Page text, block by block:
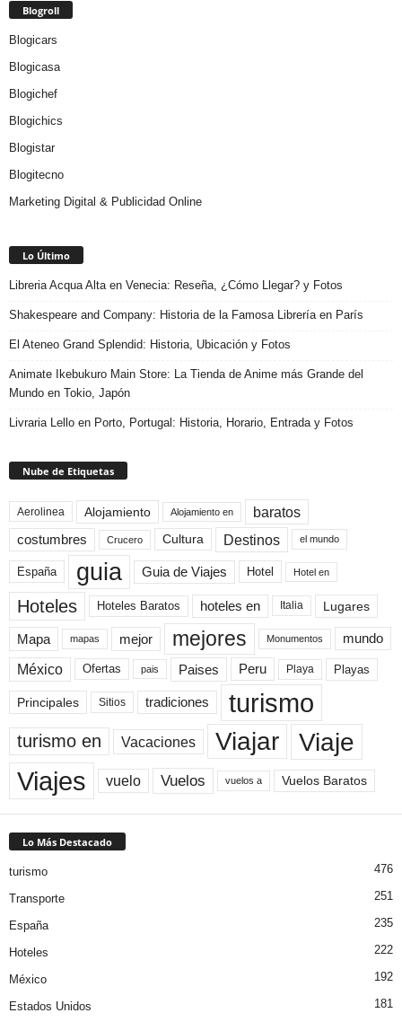
Blogroll
Blogicars
Blogicasa
Blogichef
Blogichics
Blogistar
Blogitecno
Marketing Digital & Publicidad Online
Lo Último
Libreria Acqua Alta en Venecia: Reseña, ¿Cómo Llegar? y Fotos
Shakespeare and Company: Historia de la Famosa Librería en París
El Ateneo Grand Splendid: Historia, Ubicación y Fotos
Animate Ikebukuro Main Store: La Tienda de Anime más Grande del
Mundo en Tokio, Japón
Livraria Lello en Porto, Portugal: Historia, Horario, Entrada y Fotos
Nube de Etiquetas
Aerolinea Alojamiento Alojamiento en baratos
costumbres Crucero Cultura Destinos el mundo
España guia Guia de Viajes Hotel Hotel en
Hoteles Hoteles Baratos hoteles en Italia Lugares
Mapa mapas mejor mejores Monumentos mundo
México Ofertas pais Paises Peru Playa Playas
Principales Sitios tradiciones turismo
turismo en Vacaciones Viajar Viaje
Viajes vuelo Vuelos vuelos a Vuelos Baratos
Lo Más Destacado
turismo 476
Transporte 251
España 235
Hoteles 222
México 192
Estados Unidos 181